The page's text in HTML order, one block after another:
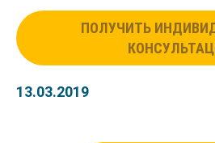
ПОЛУЧИТЬ
13.03.2019